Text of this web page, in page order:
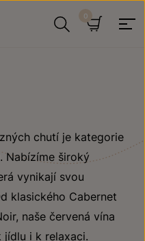
chutí je kategorie
Nabízíme široký
vynikají svou
klasického Cabernet
naše červená vína
i k relaxaci.